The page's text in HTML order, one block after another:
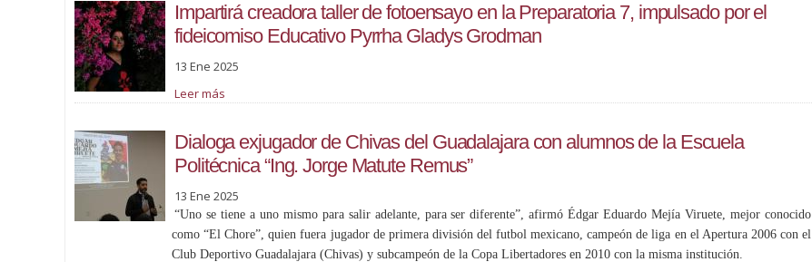
Impartirá creadora taller de fotoensayo en la Preparatoria 7, impulsado por el
fideicomiso Educativo Pyrrha Gladys Grodman
13 Ene 2025
Leer más
Dialoga exjugador de Chivas del Guadalajara con alumnos de la Escuela
Politécnica “Ing. Jorge Matute Remus”
13 Ene 2025
“Uno se tiene a uno mismo para salir adelante, para ser diferente”, afirmó Édgar Eduardo Mejía Viruete, mejor conocido
como “El Chore”, quien fuera jugador de primera división del futbol mexicano, campeón de liga en el Apertura 2006 con el
Club Deportivo Guadalajara (Chivas) y subcampeón de la Copa Libertadores en 2010 con la misma institución.